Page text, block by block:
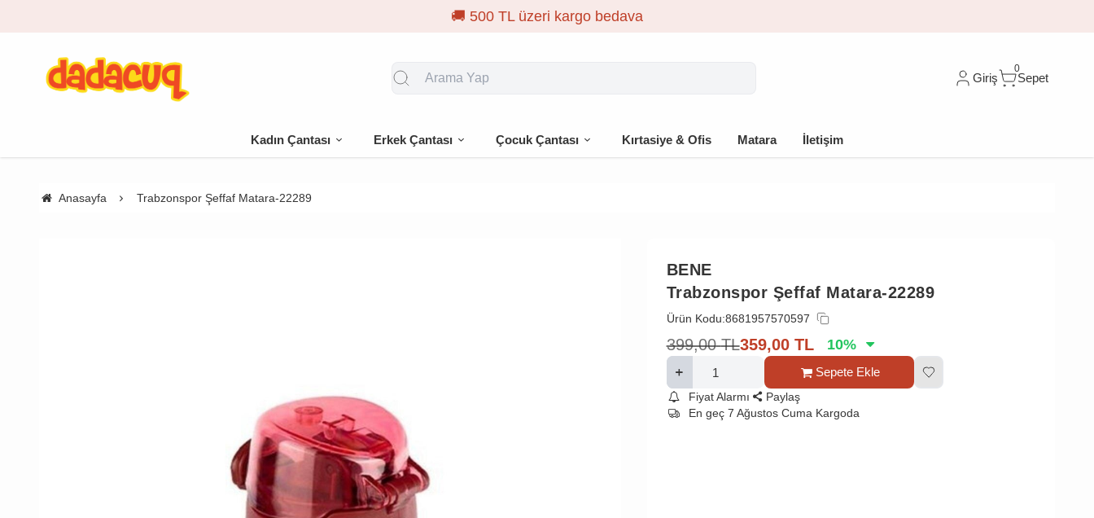
Giriş
0
Sepet
Kadın Çantası Erkek Çantası Çocuk Çantası Kırtasiye & Ofis Matara İletişim
Anasayfa Trabzonspor Şeffaf Matara-22289
BENE
Trabzonspor Şeffaf Matara-22289
Ürün Kodu:8681957570597
399,00 TL359,00 TL 10%
Sepete Ekle
Fiyat Alarmı
Paylaş
En geç 7 Ağustos Cuma Kargoda